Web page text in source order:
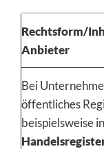
Rechtsform/
Anbieter
Bei
öffentliches
beispielsweise